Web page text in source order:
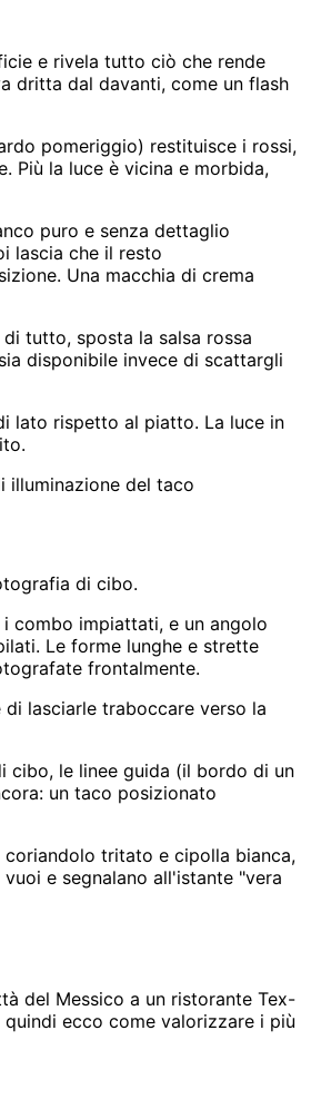
e rivela tutto ciò che rende
dritta dal davanti, come un flash
pomeriggio) restituisce i rossi,
Più la luce è vicina e morbida,
puro e senza dettaglio
lascia che il resto
Una macchia di crema
tutto, sposta la salsa rossa
disponibile invece di scattargli
lato rispetto al piatto. La luce in
illuminazione del taco
di cibo.
combo impiattati, e un angolo
Le forme lunghe e strette
frontalmente.
lasciarle traboccare verso la
cibo, le linee guida (il bordo di un
un taco posizionato
tritato e cipolla bianca,
e segnalano all'istante "vera
del Messico a un ristorante Tex-
ecco come valorizzare i più